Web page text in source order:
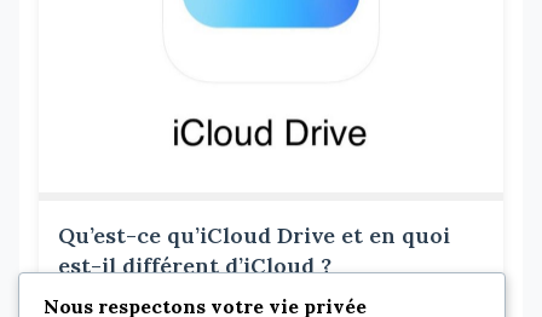
Qu’est-ce qu’iCloud Drive et en quoi
est-il différent d’iCloud ?
mars 9, 2026
Nous respectons votre vie privée